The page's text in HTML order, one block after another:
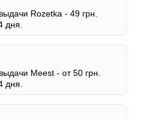
Rozetka - 49 грн.
дня.
Meest - от 50 грн.
дня.